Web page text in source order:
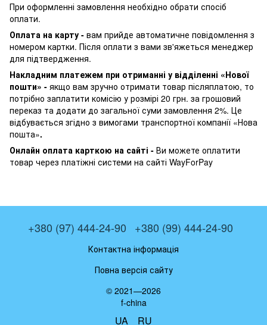
При оформленні замовлення необхідно обрати спосіб
оплати.
Оплата на карту - вам прийде автоматичне повідомлення з
номером картки. Після оплати з вами зв'яжеться менеджер
для підтвердження.
Накладним платежем при отриманні у відділенні «Нової
пошти» - якщо вам зручно отримати товар післяплатою, то
потрібно заплатити комісію у розмірі 20 грн. за грошовий
переказ та додати до загальної суми замовлення 2%. Це
відбувається згідно з вимогами транспортної компанії «Нова
пошта».
Онлайн оплата карткою на сайті - Ви можете оплатити
товар через платіжні системи на сайті WayForPay
+380 (97) 444-24-90 +380 (99) 444-24-90
Контактна інформація
Повна версія сайту
© 2021—2026
f-china
UA RU